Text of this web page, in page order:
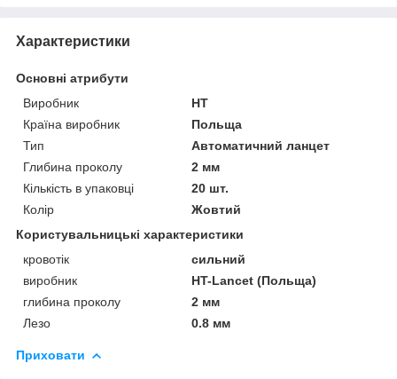
Характеристики
Основні атрибути
Виробник
HT
Країна виробник
Польща
Тип
Автоматичний ланцет
Глибина проколу
2 мм
Кількість в упаковці
20 шт.
Колір
Жовтий
Користувальницькі характеристики
кровотік
сильний
виробник
HT-Lancet (Польща)
глибина проколу
2 мм
Лезо
0.8 мм
Приховати